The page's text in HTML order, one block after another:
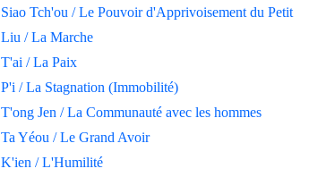
Siao Tch'ou / Le Pouvoir d'Apprivoisement du Petit
Liu / La Marche
T'ai / La Paix
P'i / La Stagnation (Immobilité)
T'ong Jen / La Communauté avec les hommes
Ta Yéou / Le Grand Avoir
K'ien / L'Humilité